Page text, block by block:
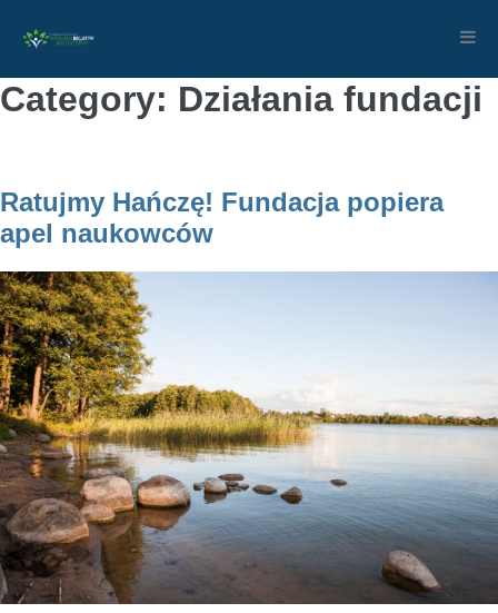
content
Category: Działania fundacji
Ratujmy Hańczę! Fundacja popiera
apel naukowców